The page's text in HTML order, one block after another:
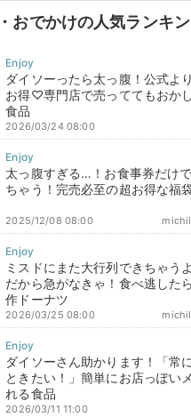
おでかけの人気ランキ
ダイソーったら太っ腹！公式よ
お得♡専門店で売っててもおか
食品
2026/03/24 08:00
太っ腹すぎる…！お食事券だけ
ちゃう！完売必至の超お得な福
2025/12/08 08:00
ミスドにまた大行列できちゃう
だから急がなきゃ！食べ逃した
作ドーナツ
2026/03/25 08:00
ダイソーさん助かります！「常
ときたい！」簡単にお店っぽい
れる食品
2026/03/11 11:00